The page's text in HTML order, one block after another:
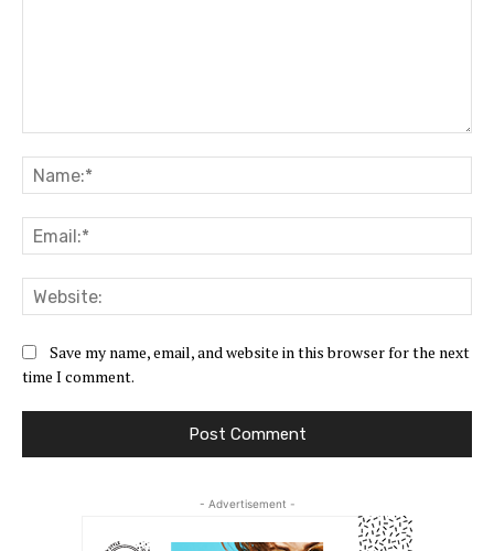
Save my name, email, and website in this browser for the next
time I comment.
- Advertisement -